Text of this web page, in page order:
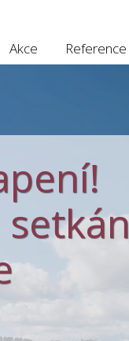
Akce Reference